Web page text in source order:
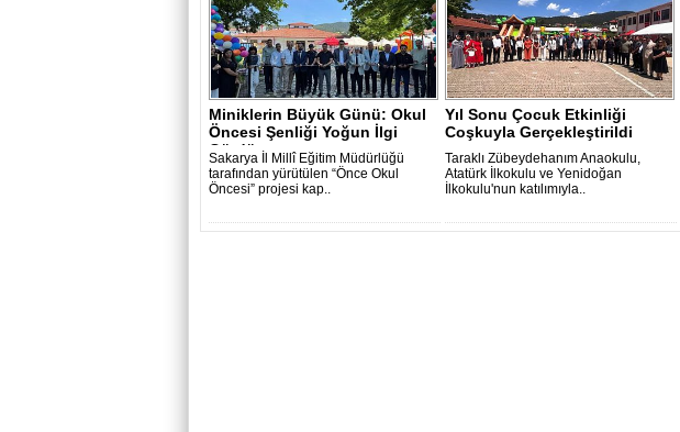
Miniklerin Büyük Günü: Okul
Öncesi Şenliği Yoğun İlgi
Gördü..
Sakarya İl Millî Eğitim Müdürlüğü
tarafından yürütülen “Önce Okul
Öncesi” projesi kap..
Yıl Sonu Çocuk Etkinliği
Coşkuyla Gerçekleştirildi
Taraklı Zübeydehanım Anaokulu,
Atatürk İlkokulu ve Yenidoğan
İlkokulu'nun katılımıyla..